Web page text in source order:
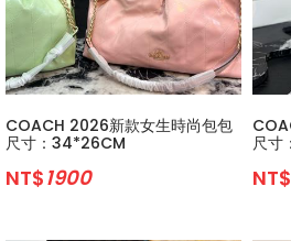
COACH 2026新款女生時尚包包
尺寸：34*26CM
NT$1900
尺寸
NT$